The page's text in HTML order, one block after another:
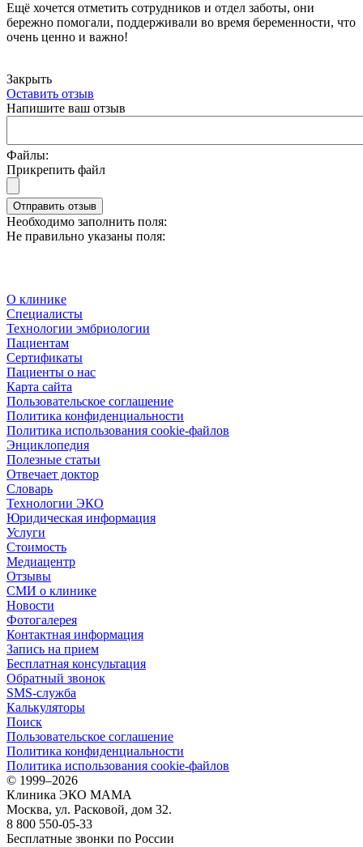
Ещё хочется отметить сотрудников и отдел заботы, они
бережно помогали, поддерживали во время беременности, что
очень ценно и важно!
Закрыть
Оставить отзыв
Напишите ваш отзыв
Файлы:
Прикрепить файл
Отправить отзыв
Необходимо заполнить поля:
Не правильно указаны поля:
О клинике
Специалисты
Технологии эмбриологии
Пациентам
Сертификаты
Пациенты о нас
Карта сайта
Пользовательское соглашение
Политика конфиденциальности
Политика использования cookie-файлов
Энциклопедия
Полезные статьи
Отвечает доктор
Словарь
Технологии ЭКО
Юридическая информация
Услуги
Стоимость
Медиацентр
Отзывы
СМИ о клинике
Новости
Фотогалерея
Контактная информация
Запись на прием
Бесплатная консультация
Обратный звонок
SMS-служба
Калькуляторы
Поиск
Пользовательское соглашение
Политика конфиденциальности
Политика использования cookie-файлов
© 1999–2026
Клиника ЭКО МАМА
Москва, ул. Расковой, дом 32.
8 800 550-05-33
Бесплатные звонки по России